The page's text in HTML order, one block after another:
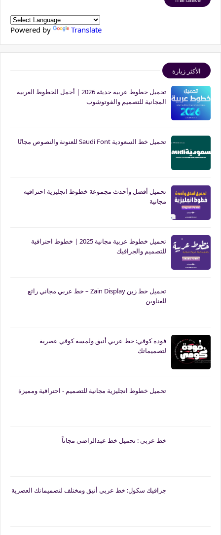
Powered by Translate
الأكثر زيارة
تحميل خطوط عربية حديثة 2026 | أجمل الخطوط العربية
المجانية للتصميم والفوتوشوب
تحميل خط السعودية Saudi Font للعنونة والنصوص مجانًا
تحميل أفضل وأحدث مجموعة خطوط انجليزية احترافيه
مجانية
تحميل خطوط عربية مجانية 2025 | خطوط احترافية
للتصميم والجرافيك
تحميل خط زين Zain Display – خط عربي مجاني رائع
للعناوين
فودة كوفي: خط عربي أنيق ولمسة كوفي عصرية
لتصميماتك
تحميل خطوط انجليزية مجانية للتصميم - احترافية ومميزة
خط عربي : تحميل خط عبدالراضي مجاناً
جرافيك سكول: خط عربي أنيق ومختلف لتصميماتك العصرية